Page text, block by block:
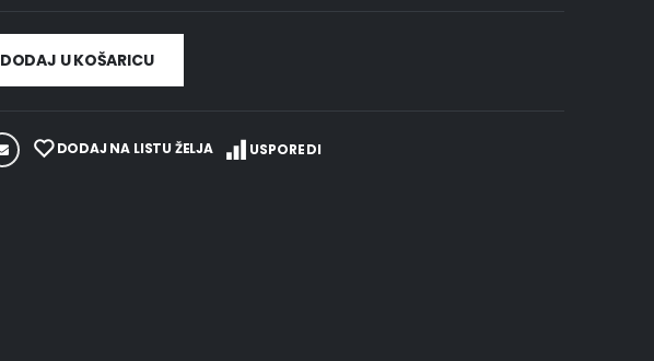
DODAJ U KOŠARICU
DODAJ NA LISTU ŽELJA USPOREDI